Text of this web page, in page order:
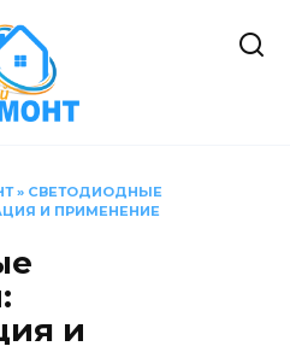
» СВЕТОДИОДНЫЕ
И ПРИМЕНЕНИЕ
и